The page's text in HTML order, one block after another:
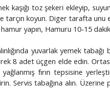
kaşığı toz şekeri ekleyip,
tarçın koyun. Diger tarafta unu
yapın, Hamuru 10-15
yuvarlak yemek tabağı
8 adet üçgen elde edin.
fırın tepsisine
Servis tabağına alın.